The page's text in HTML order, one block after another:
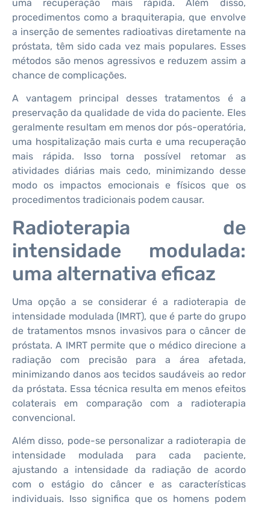
uma recuperação mais rápida. Além disso,
procedimentos como a braquiterapia, que envolve
a inserção de sementes radioativas diretamente na
próstata, têm sido cada vez mais populares. Esses
métodos são menos agressivos e reduzem assim a
chance de complicações.
A vantagem principal desses tratamentos é a
preservação da qualidade de vida do paciente. Eles
geralmente resultam em menos dor pós-operatória,
uma hospitalização mais curta e uma recuperação
mais rápida. Isso torna possível retomar as
atividades diárias mais cedo, minimizando desse
modo os impactos emocionais e físicos que os
procedimentos tradicionais podem causar.
Radioterapia de
intensidade modulada:
uma alternativa eficaz
Uma opção a se considerar é a radioterapia de
intensidade modulada (IMRT), que é parte do grupo
de tratamentos msnos invasivos para o câncer de
próstata. A IMRT permite que o médico direcione a
radiação com precisão para a área afetada,
minimizando danos aos tecidos saudáveis ao redor
da próstata. Essa técnica resulta em menos efeitos
colaterais em comparação com a radioterapia
convencional.
Além disso, pode-se personalizar a radioterapia de
intensidade modulada para cada paciente,
ajustando a intensidade da radiação de acordo
com o estágio do câncer e as características
individuais. Isso significa que os homens podem